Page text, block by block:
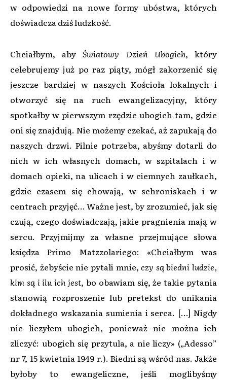
w odpowiedzi na nowe formy ubóstwa, których
doświadcza dziś ludzkość.
Chciałbym, abyŚwiatowy Dzień Ubogich, który
celebrujemy już po raz piąty, mógł zakorzenić się
jeszcze bardziej w naszych Kościoła lokalnych i
otworzyć się na ruch ewangelizacyjny, który
spotkałby w pierwszym rzędzie ubogich tam, gdzie
oni się znajdują. Nie możemy czekać, aż zapukają do
naszych drzwi. Pilnie potrzeba, abyśmy dotarli do
nich w ich własnych domach, w szpitalach i w
domach opieki, na ulicach i w ciemnych zaułkach,
gdzie czasem się chowają, w schroniskach i w
centrach przyjęć… Ważne jest, by zrozumieć, jak się
czują, czego doświadczają, jakie pragnienia mają w
sercu. Przyjmijmy za własne przejmujące słowa
księdza Primo Matzzolariego: «Chciałbym was
prosić, żebyście nie pytali mnie,czy są biedni ludzie,
kim są i ilu ich jest, bo obawiam się, że takie pytania
stanowią rozproszenie lub pretekst do unikania
dokładnego wskazania sumienia i serca. […] Nigdy
nie liczyłem ubogich, ponieważ nie można ich
zliczyć: ubogich się przytula, a nie liczy» („Adesso”
nr 7, 15 kwietnia 1949 r.). Biedni są wśród nas. Jakże
byłoby to ewangeliczne, jeśli moglibyśmy